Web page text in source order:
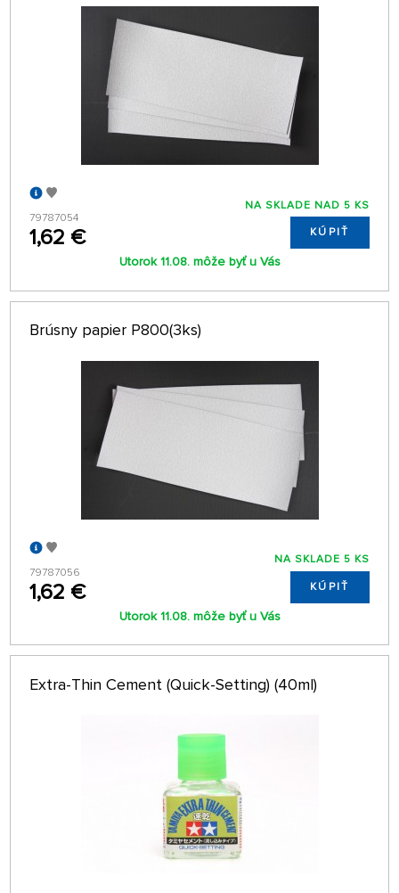
79787054
1,62 €
NA SKLADE NAD 5 KS
KÚPIŤ
Utorok 11.08. môže byť u Vás
Brúsny papier P800(3ks)
79787056
1,62 €
NA SKLADE 5 KS
KÚPIŤ
Utorok 11.08. môže byť u Vás
Extra-Thin Cement (Quick-Setting) (40ml)